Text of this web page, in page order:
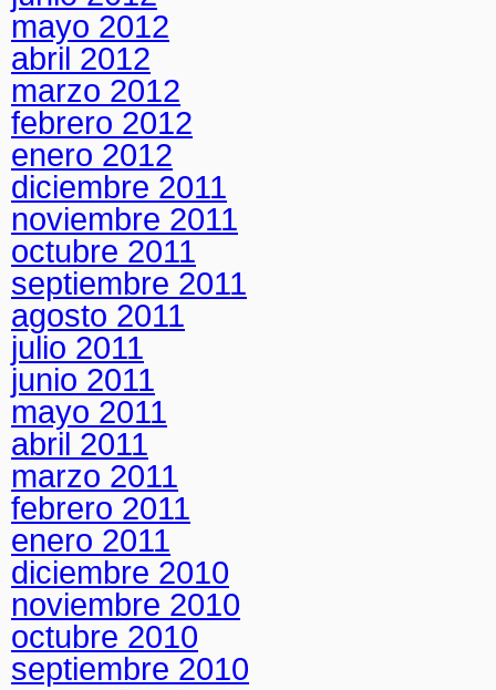
mayo 2012
abril 2012
marzo 2012
febrero 2012
enero 2012
diciembre 2011
noviembre 2011
octubre 2011
septiembre 2011
agosto 2011
julio 2011
junio 2011
mayo 2011
abril 2011
marzo 2011
febrero 2011
enero 2011
diciembre 2010
noviembre 2010
octubre 2010
septiembre 2010